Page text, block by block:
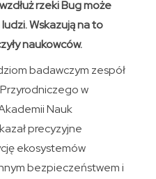
rzeki Bug może
Wskazują na to
naukowców.
badawczym zespół
w
Nauk
precyzyjne
ekosystemów
bezpieczeństwem i